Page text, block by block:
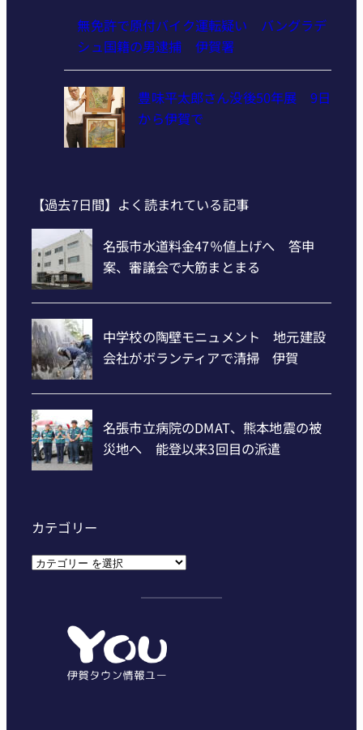
無免許で原付バイク運転疑い バングラデ
シュ国籍の男逮捕 伊賀署
豊味平太郎さん没後50年展 9日
から伊賀で
【過去7日間】よく読まれている記事
カテゴリー
カ